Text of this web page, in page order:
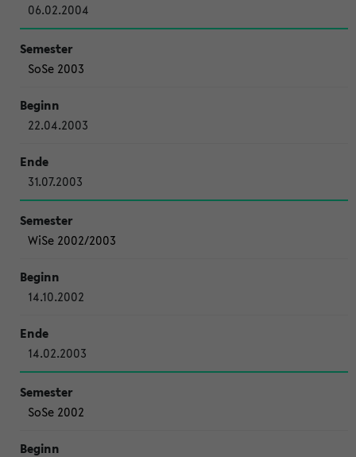
06.02.2004
SoSe 2003
22.04.2003
31.07.2003
WiSe 2002/2003
14.10.2002
14.02.2003
SoSe 2002